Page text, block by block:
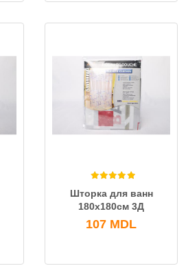
Шторка для ванн
180x180см 3Д
107 MDL